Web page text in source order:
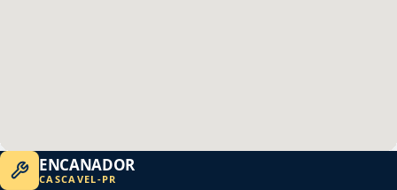
ENCANADOR
CASCAVEL-PR